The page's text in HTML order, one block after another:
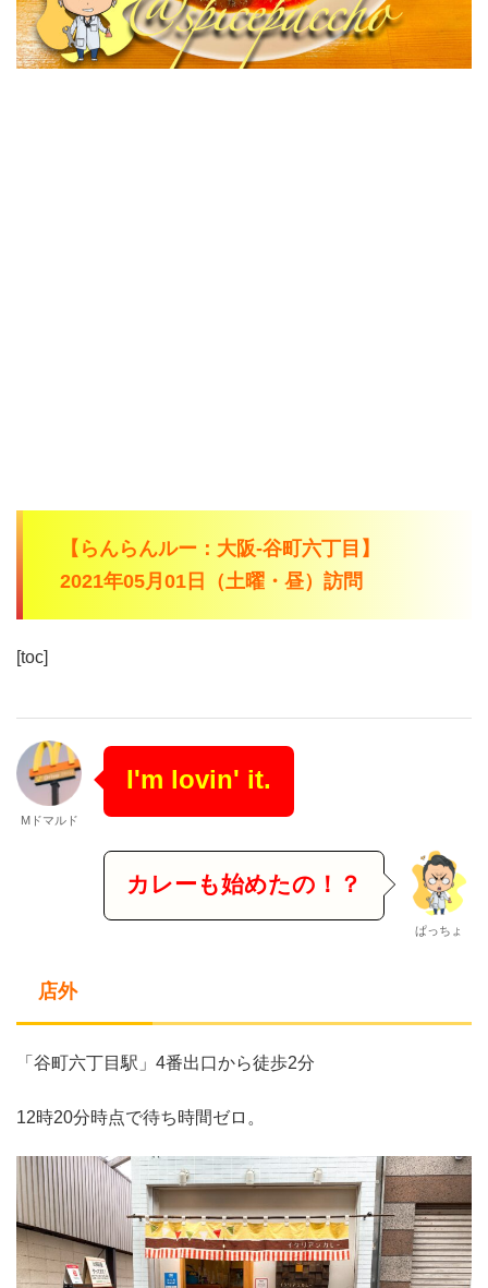
【らんらんルー：大阪-谷町六丁目】
2021年05月01日（土曜・昼）訪問
[toc]
Mドマルド
I'm lovin' it.
カレーも始めたの！？
ぱっちょ
店外
「谷町六丁目駅」4番出口から徒歩2分
12時20分時点で待ち時間ゼロ。